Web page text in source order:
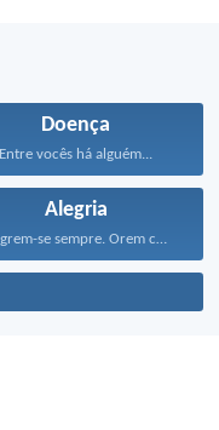
Doença
Entre vocês há alguém...
Alegria
Alegrem-se sempre. Orem continuamente...